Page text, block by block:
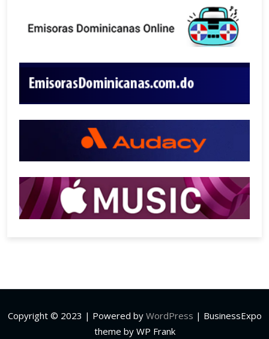
Copyright © 2023 | Powered by WordPress | BusinessExpo
theme by WP Frank